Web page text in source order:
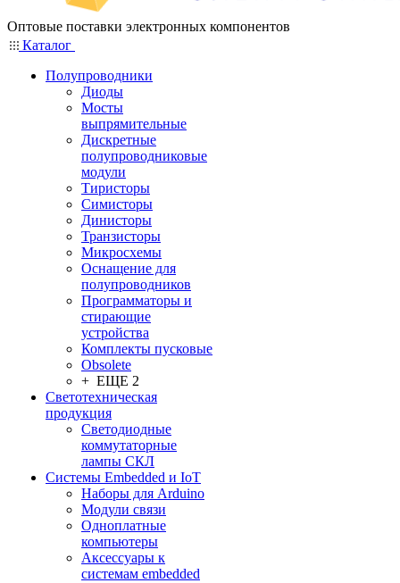
Оптовые поставки электронных компонентов
Каталог
Полупроводники
Диоды
Мосты
выпрямительные
Дискретные
полупроводниковые
модули
Тиристоры
Симисторы
Динисторы
Транзисторы
Микросхемы
Оснащение для
полупроводников
Программаторы и
стирающие
устройства
Комплекты пусковые
Obsolete
+ ЕЩЕ 2
Светотехническая
продукция
Светодиодные
коммутаторные
лампы СКЛ
Системы Embedded и IoT
Наборы для Arduino
Модули связи
Одноплатные
компьютеры
Аксессуары к
системам embedded